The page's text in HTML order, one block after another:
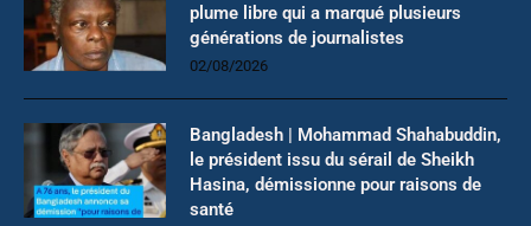
plume libre qui a marqué plusieurs
générations de journalistes
02/08/2026
Bangladesh | Mohammad Shahabuddin,
le président issu du sérail de Sheikh
Hasina, démissionne pour raisons de
santé